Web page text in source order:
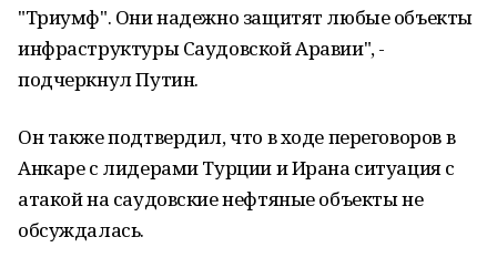
"Триумф". Они надежно защитят любые объекты
инфраструктуры Саудовской Аравии", -
подчеркнул Путин.
Он также подтвердил, что в ходе переговоров в
Анкаре с лидерами Турции и Ирана ситуация с
атакой на саудовские нефтяные объекты не
обсуждалась.